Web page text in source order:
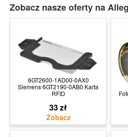
Zobacz nasze oferty na
6GT2600-1AD00-0AX0
Siemens 6GT2190-0AB0 Karta
RFID
33 zł